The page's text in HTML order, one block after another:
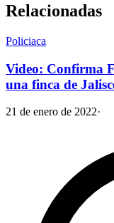
Relacionadas
Policiaca
Video: Confirma
una finca de
21 de enero de 2022·